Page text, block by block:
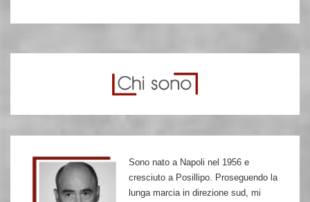
muore
Sono nato a Napoli nel 1956 e
cresciuto a Posillipo. Proseguendo la
lunga marcia in direzione sud, mi